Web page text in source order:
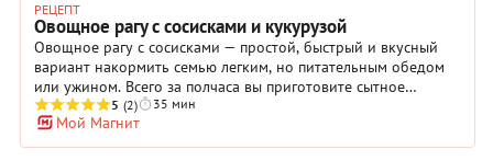
РЕЦЕПТ
Овощное рагу с сосисками и кукурузой
Овощное рагу с сосисками — простой, быстрый и вкусный
вариант накормить семью легким, но питательным обедом
или ужином. Всего за полчаса вы приготовите сытное
ароматное блюдо, которое не нуждается ни в каких
дополнениях. Ну, разве что будет не лишним посыпать
готовое рагу свежей зеленью, например, петрушкой. И
5 (2) 35 мин
Мой Магнит